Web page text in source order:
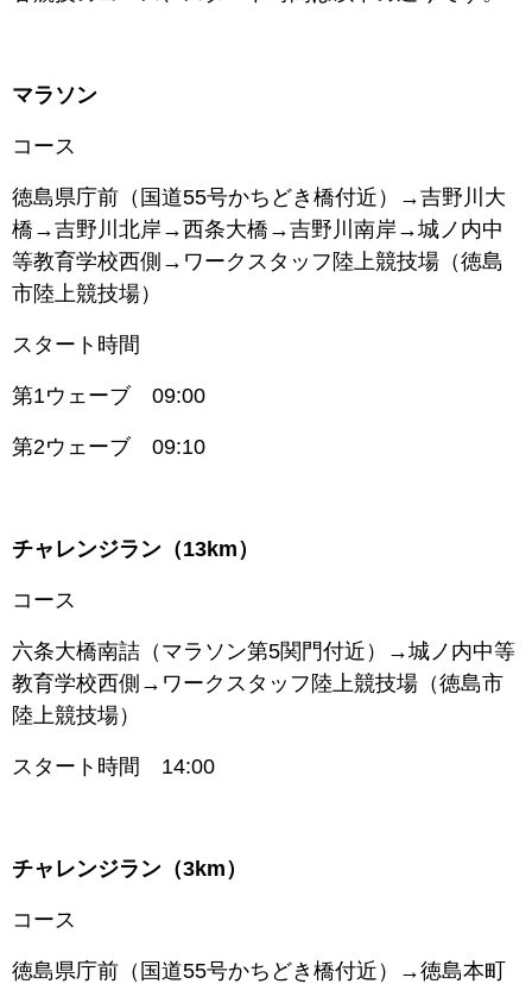
マラソン
コース
徳島県庁前（国道55号かちどき橋付近）→吉野川大
橋→吉野川北岸→西条大橋→吉野川南岸→城ノ内中
等教育学校西側→ワークスタッフ陸上競技場（徳島
市陸上競技場）
スタート時間
第1ウェーブ 09:00
第2ウェーブ 09:10
チャレンジラン（13km）
コース
六条大橋南詰（マラソン第5関門付近）→城ノ内中等
教育学校西側→ワークスタッフ陸上競技場（徳島市
陸上競技場）
スタート時間 14:00
チャレンジラン（3km）
コース
徳島県庁前（国道55号かちどき橋付近）→徳島本町